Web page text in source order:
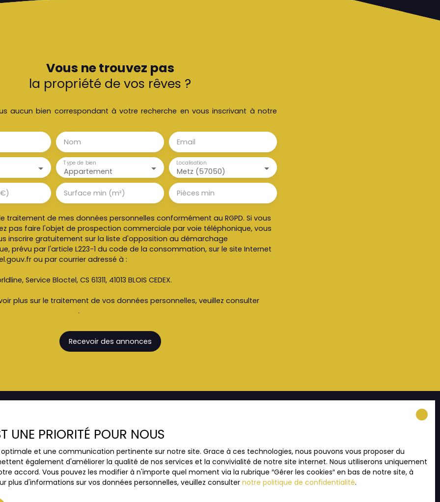
Vous ne trouvez pas
la propriété de vos rêves ?
aucun bien correspondant à votre recherche en vous inscrivant à notre
Nom Email
Appartement
Type de bien
Metz (57050)
Localisation
Surface min (m²) Pièces min
traitement de mes données personnelles conformément au RGPD. Si vous
pas faire l'objet de prospection commerciale par voie téléphonique, vous
inscrire gratuitement sur la liste d'opposition au démarchage
prévu par l'article L223-1 du code de la consommation, sur le site Internet
ou par courrier adressé à :
Service Bloctel, CS 61311, 41013 BLOIS CEDEX.
plus sur le traitement de vos données personnelles, veuillez consulter
.
Recevoir des annonces
JE SUIS PROPRIÉTAIRE
Estimez votre bien
Vendre avec nous
Espace vendeur
Recrutement
Nos honoraires
Mentions légales
UNE PRIORITÉ POUR NOUS
et une communication pertinente sur notre site. Grace à ces technologies, nous pouvons vous proposer du
également d'améliorer la qualité de nos services et la convivialité de notre site internet. Nous utiliserons uniquement
accord. Vous pouvez les modifier à n'importe quel moment via la rubrique ″Gérer les cookies″ en bas de notre site, à
plus d'informations sur vos données personnelles, veuillez consulternotre politique de confidentialité.